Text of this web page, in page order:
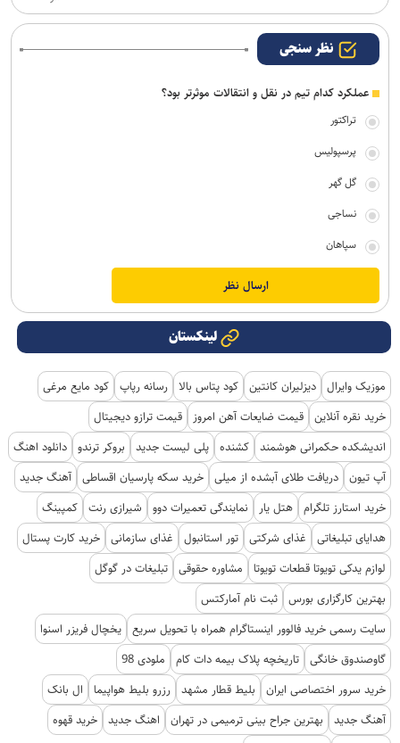
نظر سنجی
عملکرد کدام تیم در نقل و انتقالات موثرتر بود؟
تراکتور
پرسپولیس
گل گهر
نساجی
سپاهان
لینکستان
موزیک وایرال دیزلیران کانتین کود پتاس بالا رسانه رپاپ کود مایع مرغی
خرید نقره آنلاین قیمت ضایعات آهن امروز
قیمت ترازو دیجیتال
اندیشکده حکمرانی هوشمند کشنده پلی لیست جدید بروکر ترندو دانلود اهنگ
آپ تیون دریافت طلای آبشده از میلی خرید سکه پارسیان اقساطی آهنگ جدید
خرید استارز تلگرام هتل یار نمایندگی تعمیرات دوو شیرازی رنت کمپینگ
هدایای تبلیغاتی
غذای شرکتی تور استانبول غذای سازمانی خرید کارت پستال
لوازم یدکی تویوتا قطعات تویوتا
مشاوره حقوقی تبلیغات در گوگل
بهترین کارگزاری بورس ثبت نام آمارکتس
سایت رسمی خرید فالوور اینستاگرام همراه با تحویل سریع یخچال فریزر اسنوا
گاوصندوق خانگی تاریخچه پلاک بیمه دات کام
ملودی 98
خرید سرور اختصاصی ایران
بلیط قطار مشهد رزرو بلیط هواپیما
ال بانک
آهنگ جدید
بهترین جراح بینی ترمیمی در تهران اهنگ جدید خرید قهوه